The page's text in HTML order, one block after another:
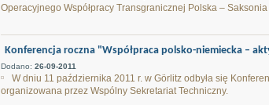
Operacyjnego Współpracy Transgranicznej Polska –
Konferencja roczna "Współpraca polsko-niemiecka –
Dodano: 26-09-2011
W dniu 11 października 2011 r. w Görlitz odbyła się
organizowana przez Wspólny Sekretariat Techniczny.